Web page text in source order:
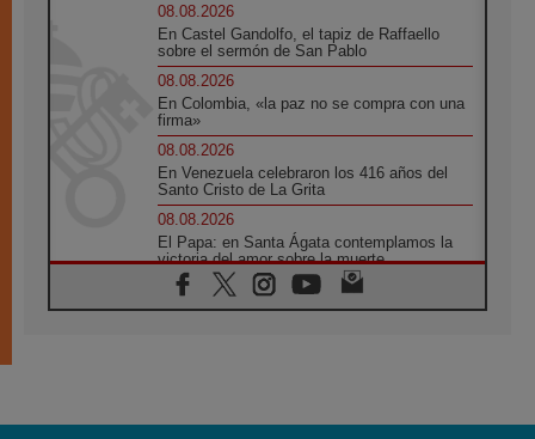
08.08.2026
En Castel Gandolfo, el tapiz de Raffaello
sobre el sermón de San Pablo
08.08.2026
En Colombia, «la paz no se compra con una
firma»
08.08.2026
En Venezuela celebraron los 416 años del
Santo Cristo de La Grita
08.08.2026
El Papa: en Santa Ágata contemplamos la
victoria del amor sobre la muerte
08.08.2026
León XIV visitará el Santuario de la Madre
07.08.2026